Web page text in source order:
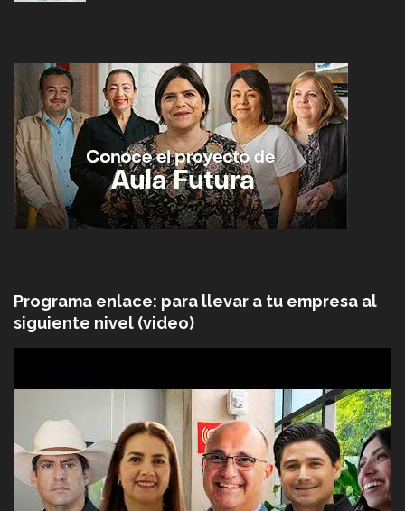
Programa enlace: para llevar a tu empresa al
siguiente nivel (video)